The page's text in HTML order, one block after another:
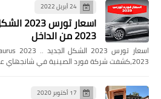
24 أبريل 2022
2023 من الداخل
2023،كشفت شركة فورد الصينية في شانجهاي عن طراز …
17 أكتوبر 2020